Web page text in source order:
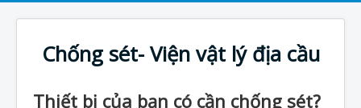
Chống sét- Viện vật lý địa cầu
Thiết bị của bạn có cần chống sét?